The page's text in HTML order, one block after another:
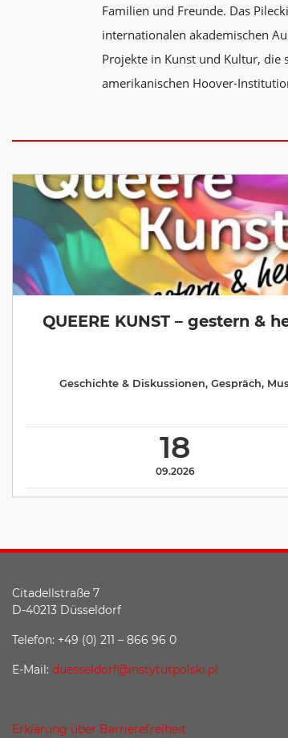
Familien und Freunde. Das
internationalen akademischen
Projekte in Kunst und Kultur,
amerikanischen Hoover-
QUEERE KUNST – gestern &
18
09.2026
Geschichte & Diskussionen,Gespräch,
Citadellstraße 7
D-40213 Düsseldorf
Telefon: +49 (0) 211 – 866 96 0
E-Mail: duesseldorf@instytutpolski.pl
Erklärung über Barrierefreiheit